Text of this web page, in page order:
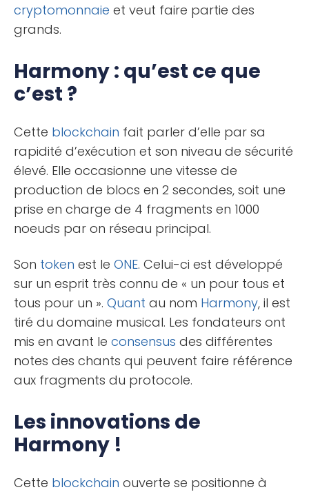
cryptomonnaie et veut faire partie des
grands.
Harmony : qu’est ce que
c’est ?
Cette blockchain fait parler d’elle par sa
rapidité d’exécution et son niveau de sécurité
élevé. Elle occasionne une vitesse de
production de blocs en 2 secondes, soit une
prise en charge de 4 fragments en 1000
noeuds par on réseau principal.
Son token est le ONE. Celui-ci est développé
sur un esprit très connu de « un pour tous et
tous pour un ». Quant au nom Harmony, il est
tiré du domaine musical. Les fondateurs ont
mis en avant le consensus des différentes
notes des chants qui peuvent faire référence
aux fragments du protocole.
Les innovations de
Harmony !
Cette blockchain ouverte se positionne à